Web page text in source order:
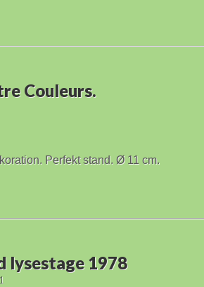
Couleurs.
Perfekt stand. Ø 11 cm.
lysestage 1978